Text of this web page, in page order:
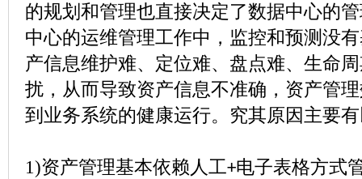
的规划和管理也直接决定了数据中心的
中心的运维管理工作中，监控和预测没
产信息维护难、定位难、盘点难、生命
扰，从而导致资产信息不准确，资产管
到业务系统的健康运行。究其原因主要
1)资产管理基本依赖人工+电子表格方式